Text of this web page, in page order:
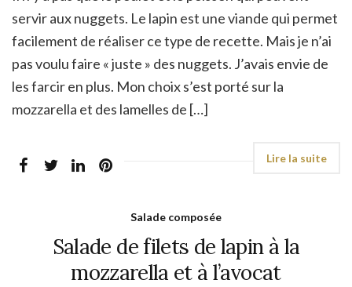
servir aux nuggets. Le lapin est une viande qui permet
facilement de réaliser ce type de recette. Mais je n’ai
pas voulu faire « juste » des nuggets. J’avais envie de
les farcir en plus. Mon choix s’est porté sur la
mozzarella et des lamelles de […]
Salade composée
Salade de filets de lapin à la
mozzarella et à l’avocat